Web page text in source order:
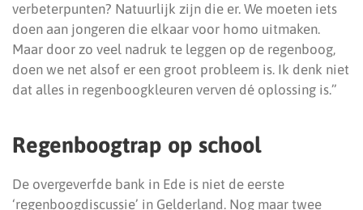
verbeterpunten? Natuurlijk zijn die er. We moeten iets
doen aan jongeren die elkaar voor homo uitmaken.
Maar door zo veel nadruk te leggen op de regenboog,
doen we net alsof er een groot probleem is. Ik denk niet
dat alles in regenboogkleuren verven dé oplossing is.”
Regenboogtrap op school
De overgeverfde bank in Ede is niet de eerste
‘regenboogdiscussie’ in Gelderland. Nog maar twee